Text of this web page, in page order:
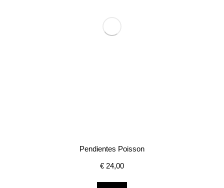
Pendientes Poisson
€24,00